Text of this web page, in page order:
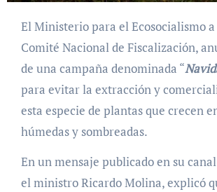
El Ministerio para el Ecosocialismo a través del
Comité Nacional de Fiscalización,
de una campaña denominada “
para evitar la extracción y
esta especie de plantas que crecen
húmedas y sombreadas.
En un mensaje publicado en su
el ministro Ricardo Molina, explicó